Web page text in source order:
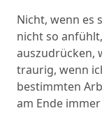
Nicht, wenn es
nicht so
auszudrücken,
traurig, wenn
bestimmten
am Ende